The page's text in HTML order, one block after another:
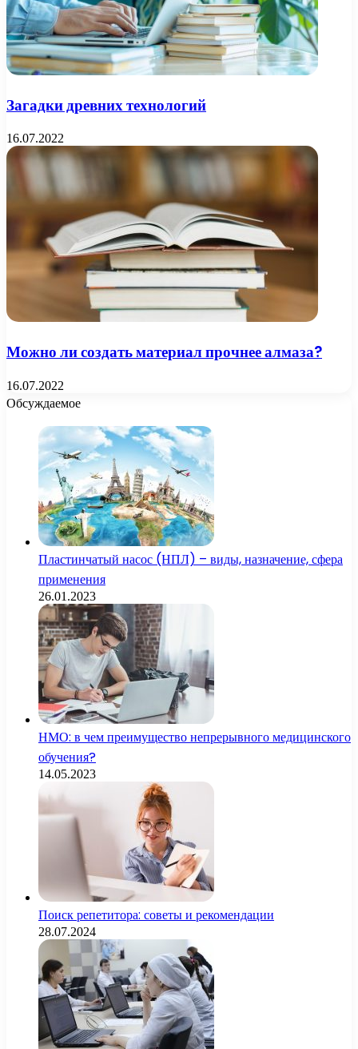
Загадки древних технологий
16.07.2022
Можно ли создать материал прочнее алмаза?
16.07.2022
Обсуждаемое
Пластинчатый насос (НПЛ) – виды, назначение, сфера
применения
26.01.2023
НМО: в чем преимущество непрерывного медицинского
обучения?
14.05.2023
Поиск репетитора: советы и рекомендации
28.07.2024